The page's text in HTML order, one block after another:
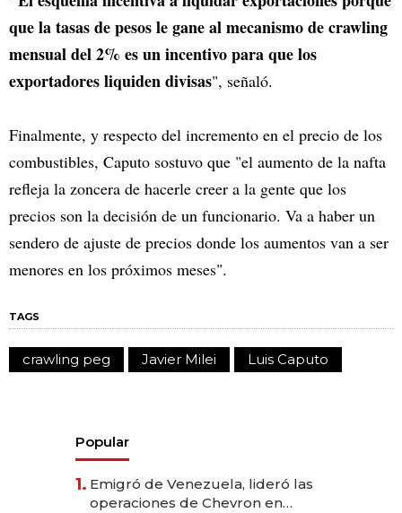
que la tasas de pesos le gane al mecanismo de crawling
mensual del 2% es un incentivo para que los
exportadores liquiden divisas", señaló.
Finalmente, y respecto del incremento en el precio de los
combustibles, Caputo sostuvo que "el aumento de la nafta
refleja la zoncera de hacerle creer a la gente que los
precios son la decisión de un funcionario. Va a haber un
sendero de ajuste de precios donde los aumentos van a ser
menores en los próximos meses".
TAGS
crawling peg Javier Milei Luis Caputo
Popular
1. Emigró de Venezuela, lideró las
operaciones de Chevron en